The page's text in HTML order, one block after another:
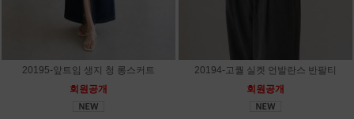
20195-앞트임 생지 청 롱스커트
회원공개
20194-고퀄 실켓 언발란스 반팔티
회원공개